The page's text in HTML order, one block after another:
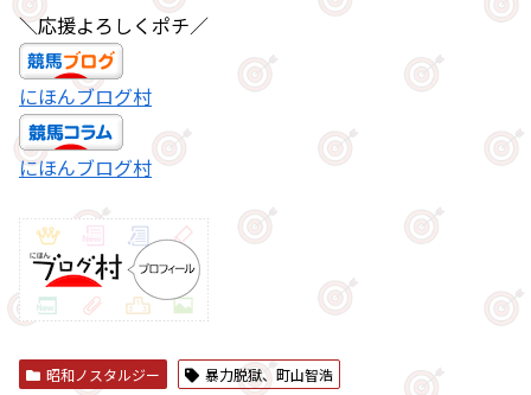
＼応援よろしくポチ／
にほんブログ村
にほんブログ村
昭和ノスタルジー 暴力脱獄、町山智浩